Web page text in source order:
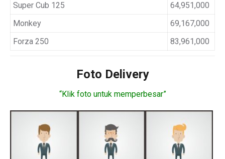
Super Cub 125
64,951,000
Monkey
69,167,000
Forza 250
83,961,000
Foto Delivery
“Klik foto untuk memperbesar”